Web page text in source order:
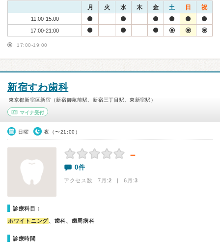
月 火 水 木 金 土 日 祝
11:00-15:00
17:00-21:00
17:00-19:00
新宿すわ歯科
東京都新宿区新宿（新宿御苑前駅、新宿三丁目駅、東新宿駅）
マイナ受付
日曜 夜（〜21:00）
－
0件
アクセス数 7月:2 | 6月:3
診療科目：
ホワイトニング、歯科、歯周病科
診療時間